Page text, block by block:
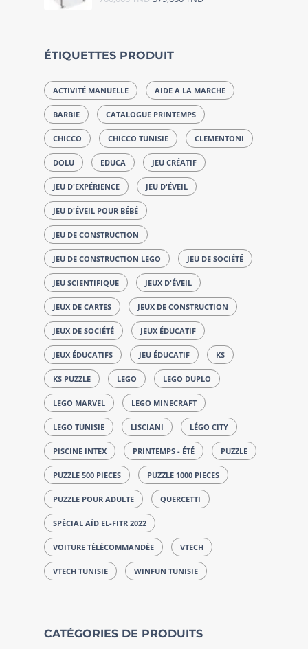
ÉTIQUETTES PRODUIT
ACTIVITÉ MANUELLE AIDE A LA MARCHE
BARBIE CATALOGUE PRINTEMPS
CHICCO CHICCO TUNISIE CLEMENTONI
DOLU EDUCA JEU CRÉATIF
JEU D'EXPÉRIENCE JEU D'ÉVEIL
JEU D'ÉVEIL POUR BÉBÉ
JEU DE CONSTRUCTION
JEU DE CONSTRUCTION LEGO JEU DE SOCIÉTÉ
JEU SCIENTIFIQUE JEUX D'ÉVEIL
JEUX DE CARTES JEUX DE CONSTRUCTION
JEUX DE SOCIÉTÉ JEUX ÉDUCATIF
JEUX ÉDUCATIFS JEU ÉDUCATIF KS
KS PUZZLE LEGO LEGO DUPLO
LEGO MARVEL LEGO MINECRAFT
LEGO TUNISIE LISCIANI LÉGO CITY
PISCINE INTEX PRINTEMPS - ÉTÉ PUZZLE
PUZZLE 500 PIECES PUZZLE 1000 PIECES
PUZZLE POUR ADULTE QUERCETTI
SPÉCIAL AÏD EL-FITR 2022
VOITURE TÉLÉCOMMANDÉE VTECH
VTECH TUNISIE WINFUN TUNISIE
CATÉGORIES DE PRODUITS